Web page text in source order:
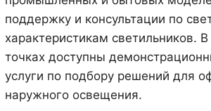
поддержку и консультации по
характеристикам светильников.
точках доступны
услуги по подбору решений для
наружного освещения.